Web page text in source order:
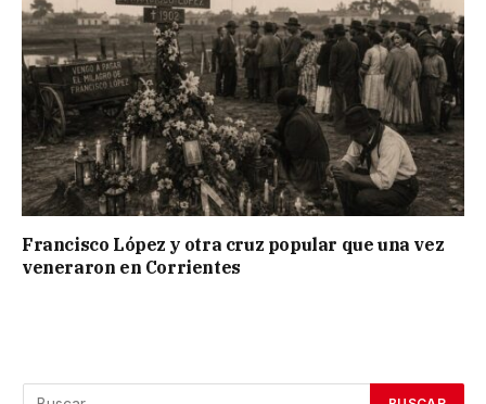
Francisco López y otra cruz popular que una vez
veneraron en Corrientes